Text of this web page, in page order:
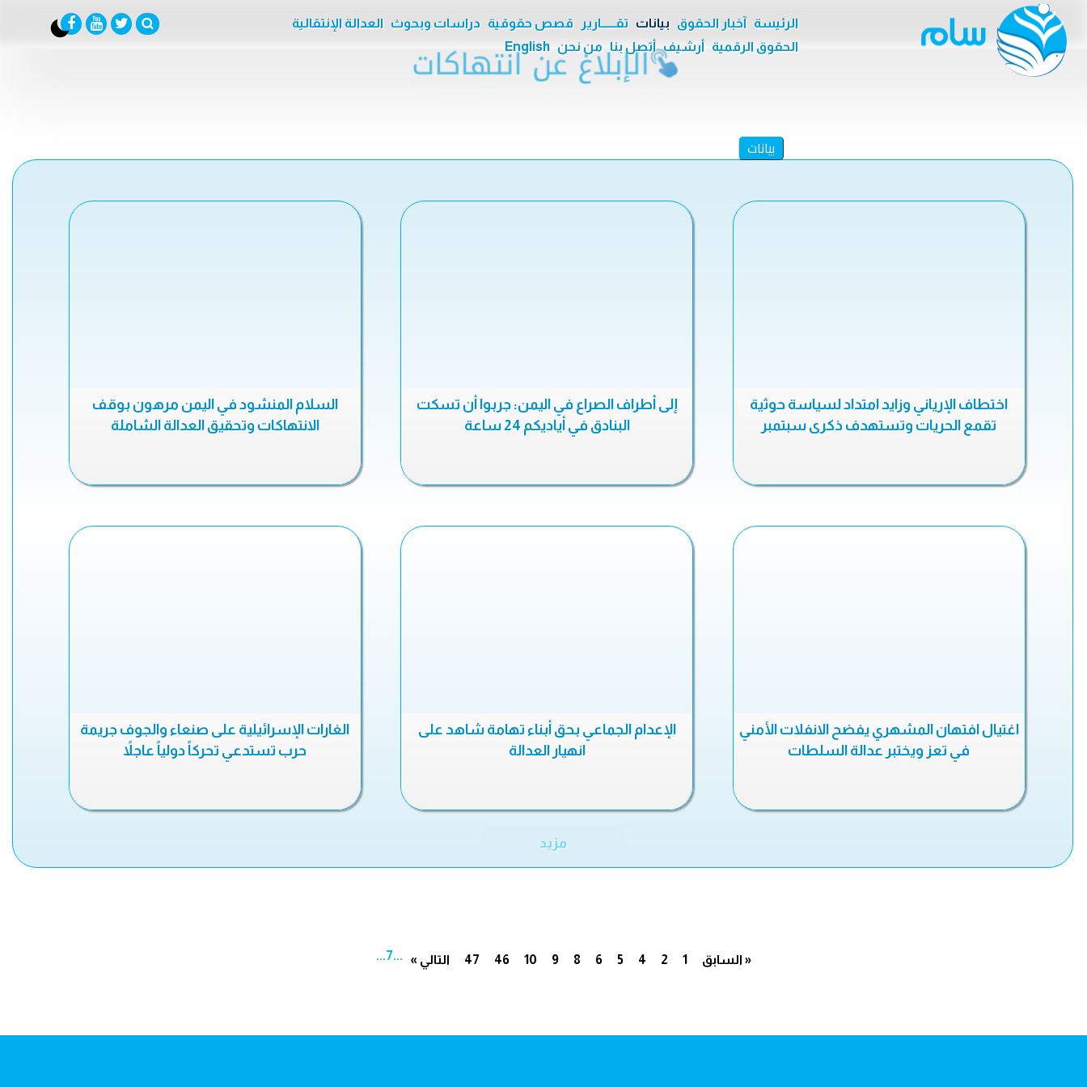
الرئيسة آخبار الحقوق بيانات تقــــــارير قصص حقوقية دراسات وبحوث
العدالة الإنتقالية
الحقوق الرقمية
أرشيف أتصل بنا من نحن English
بيانات
اختطاف الإرياني وزايد امتداد لسياسة حوثية
تقمع الحريات وتستهدف ذكرى سبتمبر
إلى أطراف الصراع في اليمن: جربوا أن تسكت
البنادق في أياديكم 24 ساعة
السلام المنشود في اليمن مرهون بوقف
الانتهاكات وتحقيق العدالة الشاملة
اغتيال افتهان المشهري يفضح الانفلات الأمني
في تعز ويختبر عدالة السلطات
الإعدام الجماعي بحق أبناء تهامة شاهد على
انهيار العدالة
الغارات الإسرائيلية على صنعاء والجوف جريمة
حرب تستدعي تحركاً دولياً عاجلاً
مزيد
« السابق 1
2
... 4
5
6
7 8
9
10
... 46
47 التالي »